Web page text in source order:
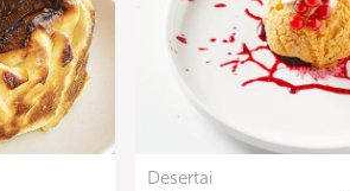
Desertai